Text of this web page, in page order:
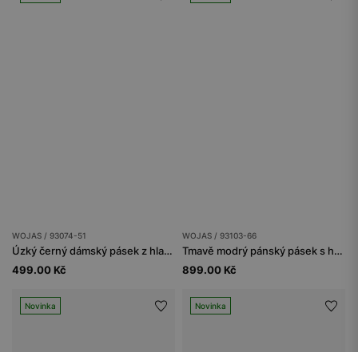
WOJAS / 93074-51
Úzký černý dámský pásek z hladké kůže
499.00 Kč
WOJAS / 93103-66
Tmavě modrý pánský pásek s hnědou poutkou
899.00 Kč
Novinka Novinka